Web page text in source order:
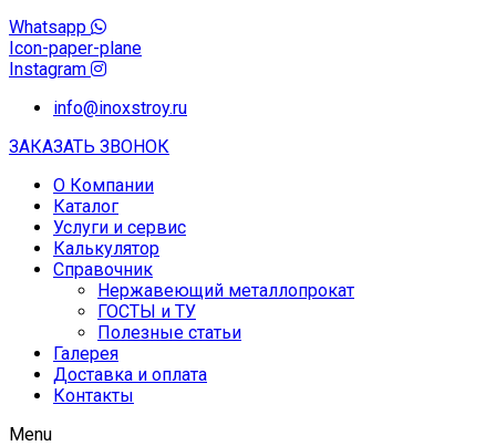
Whatsapp
Icon-paper-plane
Instagram
info@inoxstroy.ru
ЗАКАЗАТЬ ЗВОНОК
О Компании
Каталог
Услуги и сервис
Калькулятор
Справочник
Нержавеющий металлопрокат
ГОСТЫ и ТУ
Полезные статьи
Галерея
Доставка и оплата
Контакты
Menu